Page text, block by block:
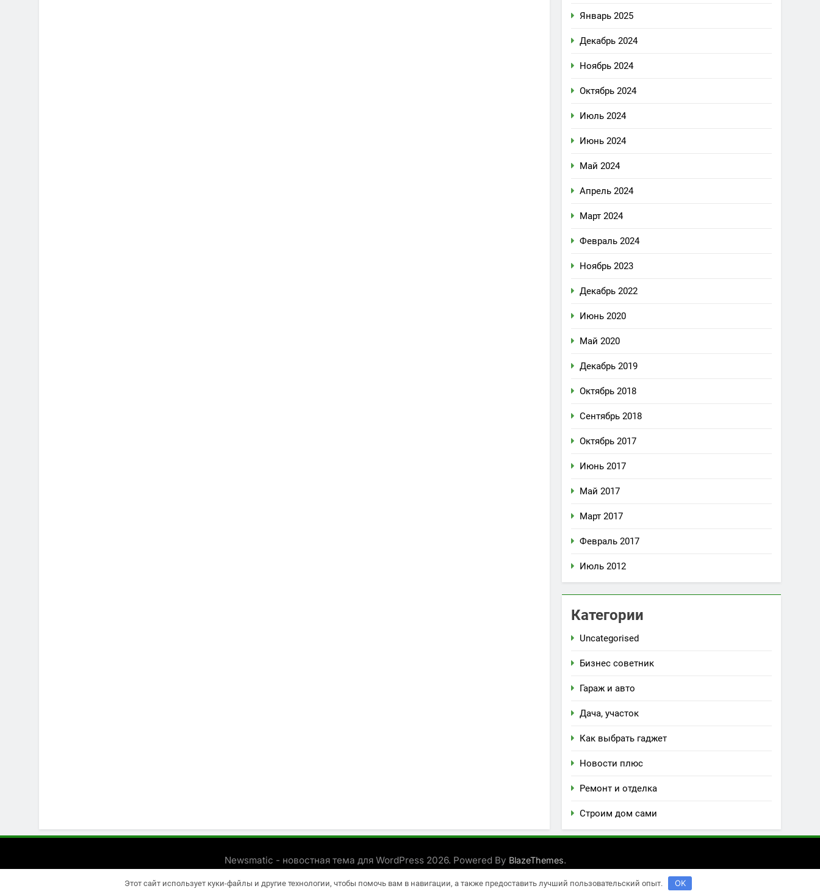
Январь 2025
Декабрь 2024
Ноябрь 2024
Октябрь 2024
Июль 2024
Июнь 2024
Май 2024
Апрель 2024
Март 2024
Февраль 2024
Ноябрь 2023
Декабрь 2022
Июнь 2020
Май 2020
Декабрь 2019
Октябрь 2018
Сентябрь 2018
Октябрь 2017
Июнь 2017
Май 2017
Март 2017
Февраль 2017
Июль 2012
Категории
Uncategorised
Бизнес советник
Гараж и авто
Дача, участок
Как выбрать гаджет
Новости плюс
Ремонт и отделка
Строим дом сами
Newsmatic - новостная тема для WordPress 2026. Powered By BlazeThemes.
Этот сайт использует куки-файлы и другие технологии, чтобы помочь вам в навигации, а также предоставить лучший пользовательский опыт. OK